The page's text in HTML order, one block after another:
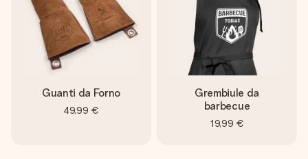
Guanti da Forno
49,99 €
Grembiule da
barbecue
19,99 €